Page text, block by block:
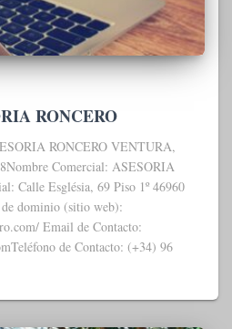
RONCERO
RONCERO VENTURA,
Comercial: ASESORIA
Calle Església, 69 Piso 1º 46960
dominio (sitio web):
Email de Contacto:
de Contacto: (+34) 96